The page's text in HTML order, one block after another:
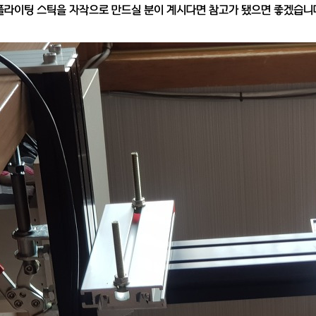
라이팅 스틱을 자작으로 만드실 분이 계시다면 참고가 됐으면 좋겠습